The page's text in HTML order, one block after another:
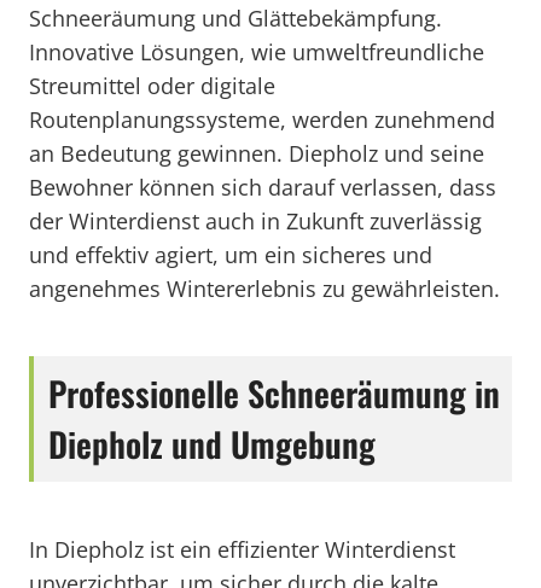
Schneeräumung und Glättebekämpfung.
Innovative Lösungen, wie umweltfreundliche
Streumittel oder digitale
Routenplanungssysteme, werden zunehmend
an Bedeutung gewinnen. Diepholz und seine
Bewohner können sich darauf verlassen, dass
der Winterdienst auch in Zukunft zuverlässig
und effektiv agiert, um ein sicheres und
angenehmes Wintererlebnis zu gewährleisten.
Professionelle Schneeräumung in
Diepholz und Umgebung
In Diepholz ist ein effizienter Winterdienst